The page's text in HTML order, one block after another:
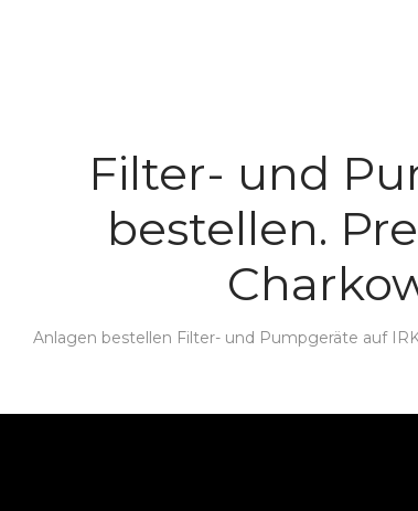
Filter- und
bestellen.
Anlagen bestellen Filter- und Pumpgeräte auf